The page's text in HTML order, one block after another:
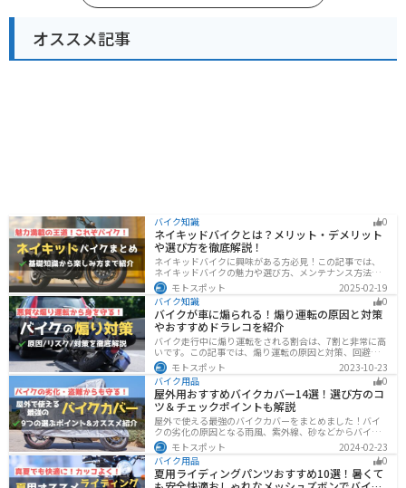
オススメ記事
バイク知識 0
ネイキッドバイクとは？メリット・デメリット
や選び方を徹底解説！
ネイキッドバイクに興味がある方必見！この記事では、
ネイキッドバイクの魅力や選び方、メンテナンス方法な
どを解説しています。実は、ネイキッドバイクは、操作
性に優れており、初心者にも優しいバイクです。この記
事を読めば、ネイキッドバイクへの理解が深まります。
モトスポット
2025-02-19
バイク知識
0
バイクが車に煽られる！煽り運転の原因と対策
やおすすめドラレコを紹介
バイク走行中に煽り運転をされる割合は、7割と非常に高
いです。この記事では、煽り運転の原因と対策、回避方
法について解説します。抑止力の高いオススメのドライ
ブレコーダーも紹介しますので、煽り運転対策をしたい
人はぜひ参考にしてください。
モトスポット
2023-10-23
バイク用品
0
屋外用おすすめバイクカバー14選！選び方のコ
ツ＆チェックポイントも解説
屋外で使える最強のバイクカバーをまとめました！バイ
クの劣化の原因となる雨風、紫外線、砂などからバイク
を守ることはもちろん、盗難やいたずら対策にもなりま
す。バイクカバーの選び方からオススメまでまとめまし
たので、カバーを探している人はぜひ参考にしてくださ
い。
モトスポット
2024-02-23
バイク用品
0
夏用ライディングパンツおすすめ10選！暑くて